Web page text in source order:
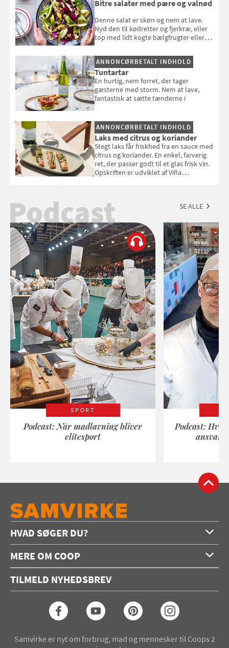
Bitre salater med pære og valnød
Denne salat er skøn og nem at lave.
Nyd den til kødretter og fjerkræ, eller
top med lidt kogte bælgfrugter eller
selvstændigt måltid. Opskriften er fra
Louisa Lorangs kogebog "Salat".
ANNONCØRBETALT INDHOLD
Tuntartar
En hurtig, nem forret, der tager
gæsterne med storm. Nem at lave,
fantastisk at sætte tænderne i
ANNONCØRBETALT INDHOLD
Laks med citrus og koriander
Stegt laks får friskhed fra en sauce med
citrus og koriander. En enkel, farverig
ret, der passer godt til et glas frisk vin.
Opskriften er udviklet af Viña
Podcast SE ALLE
SPORT
Podcast: Når madlavning bliver
elitesport
Podcast:
HVAD SØGER DU?
Opskrifter
Konkurrencer
Seneste Samvirke-magasin
MERE OM COOP
Annoncering
Coop medlem
TILMELD NYHEDSBREV
Samvirke er nyt om forbrug, mad og mennesker til Coops 2